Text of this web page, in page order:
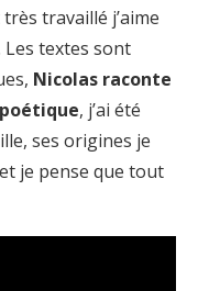
travaillé j’aime
Les textes sont
Nicolas raconte
, j’ai été
ses origines je
je pense que tout